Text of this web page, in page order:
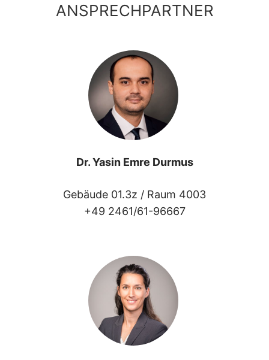
ANSPRECHPARTNER
Dr. Yasin Emre Durmus
Gebäude 01.3z / Raum 4003
+49 2461/61-96667